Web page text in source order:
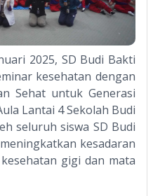
2025, SD Budi Bakti
kesehatan dengan
Sehat untuk Generasi
Lantai 4 Sekolah Budi
seluruh siswa SD Budi
kesadaran
gigi dan mata